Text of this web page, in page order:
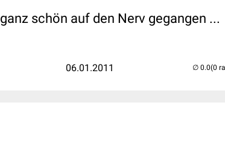
schön auf den Nerv gegangen ...
06.01.2011 (0